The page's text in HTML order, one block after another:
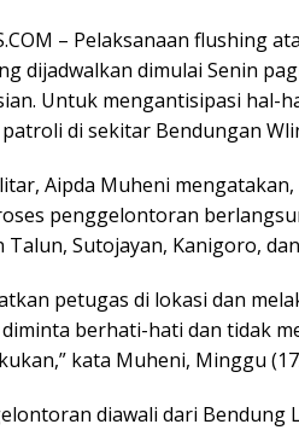
– Pelaksanaan flushing
dijadwalkan dimulai Senin
Untuk mengantisipasi hal-
di sekitar Bendungan
Aipda Muheni
penggelontoran
Talun, Sutojayan, Kanigoro,
petugas di lokasi dan
berhati-hati dan tidak
kata Muheni, Minggu
diawali dari Bendung